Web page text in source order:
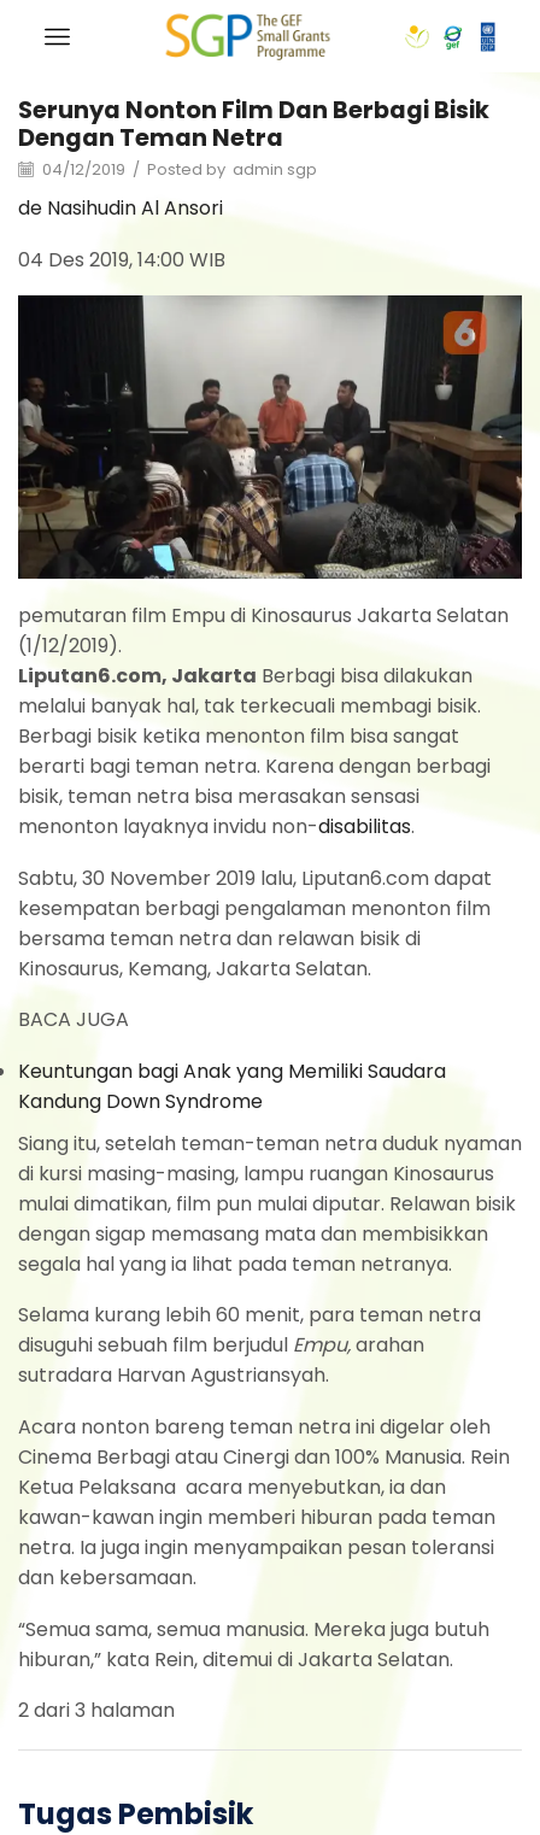
Serunya Nonton Film Dan Berbagi Bisik
Dengan Teman Netra
04/12/2019 / Posted by admin sgp
de Nasihudin Al Ansori
04 Des 2019, 14:00 WIB
pemutaran film Empu di Kinosaurus Jakarta Selatan
(1/12/2019).
Liputan6.com, Jakarta Berbagi bisa dilakukan
melalui banyak hal, tak terkecuali membagi bisik.
Berbagi bisik ketika menonton film bisa sangat
berarti bagi teman netra. Karena dengan berbagi
bisik, teman netra bisa merasakan sensasi
menonton layaknya invidu non-disabilitas.
Sabtu, 30 November 2019 lalu, Liputan6.com dapat
kesempatan berbagi pengalaman menonton film
bersama teman netra dan relawan bisik di
Kinosaurus, Kemang, Jakarta Selatan.
BACA JUGA
Keuntungan bagi Anak yang Memiliki Saudara
Kandung Down Syndrome
Siang itu, setelah teman-teman netra duduk nyaman
di kursi masing-masing, lampu ruangan Kinosaurus
mulai dimatikan, film pun mulai diputar. Relawan bisik
dengan sigap memasang mata dan membisikkan
segala hal yang ia lihat pada teman netranya.
Selama kurang lebih 60 menit, para teman netra
disuguhi sebuah film berjudul Empu,arahan
sutradara Harvan Agustriansyah.
Acara nonton bareng teman netra ini digelar oleh
Cinema Berbagi atau Cinergi dan 100% Manusia. Rein
Ketua Pelaksana acara menyebutkan, ia dan
kawan-kawan ingin memberi hiburan pada teman
netra. Ia juga ingin menyampaikan pesan toleransi
dan kebersamaan.
“Semua sama, semua manusia. Mereka juga butuh
hiburan,” kata Rein, ditemui di Jakarta Selatan.
2 dari 3 halaman
Tugas Pembisik